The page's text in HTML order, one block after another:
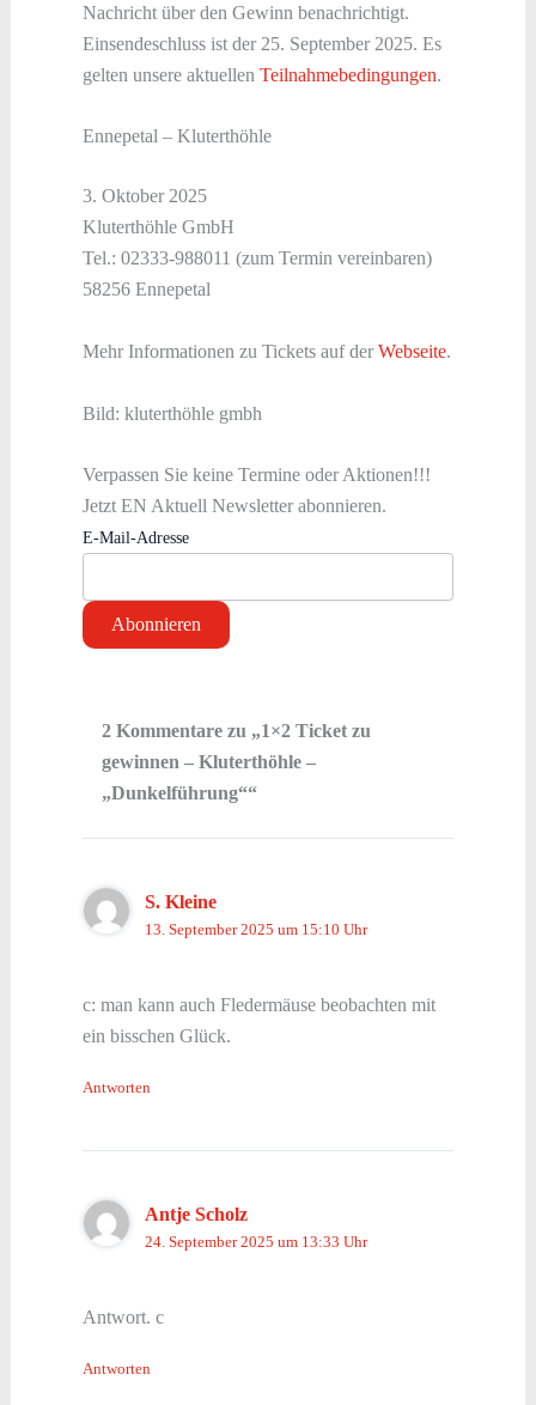
Nachricht über den Gewinn benachrichtigt.
Einsendeschluss ist der 25. September 2025. Es
gelten unsere aktuellen Teilnahmebedingungen.
Ennepetal – Kluterthöhle
3. Oktober 2025
Kluterthöhle GmbH
Tel.: 02333-988011 (zum Termin vereinbaren)
58256 Ennepetal
Mehr Informationen zu Tickets auf der Webseite.
Bild: kluterthöhle gmbh
Verpassen Sie keine Termine oder Aktionen!!!
Jetzt EN Aktuell Newsletter abonnieren.
E-Mail-Adresse
2 Kommentare zu „1×2 Ticket zu
gewinnen – Kluterthöhle –
„Dunkelführung““
S. Kleine
13. September 2025 um 15:10 Uhr
c: man kann auch Fledermäuse beobachten mit
ein bisschen Glück.
Antworten
Antje Scholz
24. September 2025 um 13:33 Uhr
Antwort. c
Antworten